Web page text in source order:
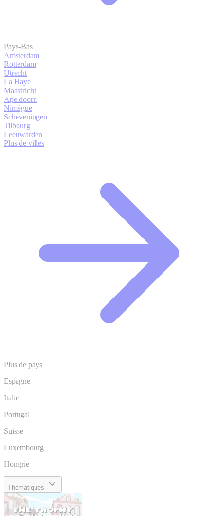
Pays-Bas
Amsterdam
Rotterdam
Utrecht
La Haye
Maastricht
Apeldoorn
Nimègue
Scheveningen
Tilbourg
Leeuwarden
Plus de villes
Plus de pays
Espagne
Italie
Portugal
Suisse
Luxembourg
Hongrie
Thématiques